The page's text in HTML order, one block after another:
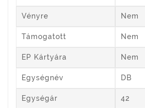
Vényre Nem
Támogatott Nem
EP Kártyára Nem
Egységnév DB
Egységár 42